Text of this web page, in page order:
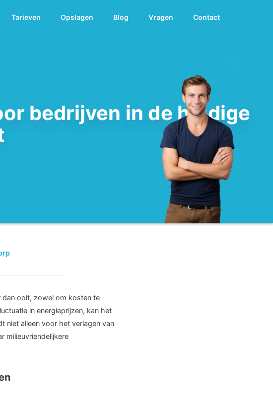
Tarieven Opslagen Blog Vragen Contact
bedrijven in de huidige
dan ooit, zowel om kosten te
in energieprijzen, kan het
niet alleen voor het verlagen van
milieuvriendelijkere